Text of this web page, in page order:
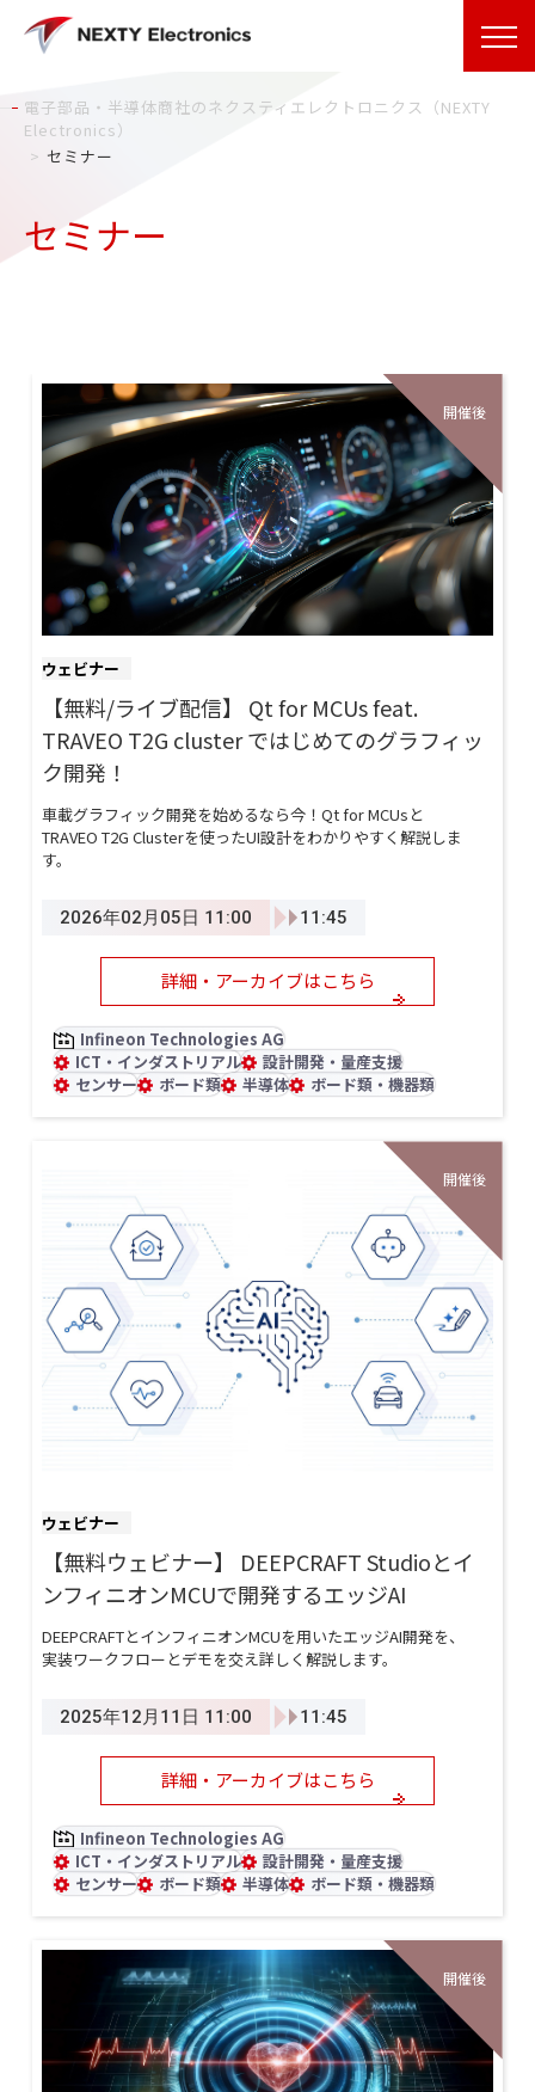
電子部品・半導体商社のネクスティエレクトロニクス（NEXTY
Electronics）
セミナー
セミナー
ウェビナー
【無料/ライブ配信】 Qt for MCUs feat.
TRAVEO T2G cluster ではじめてのグラフィッ
ク開発！
車載グラフィック開発を始めるなら今！Qt for MCUsと
TRAVEO T2G Clusterを使ったUI設計をわかりやすく解説しま
す。
2026年02月05日 11:00 11:45
詳細・アーカイブはこちら
Infineon Technologies AG
ICT・インダストリアル
設計開発・量産支援
センサー
ボード類 半導体 ボード類・機器類
ウェビナー
【無料ウェビナー】 DEEPCRAFT Studioとイ
ンフィニオンMCUで開発するエッジAI
DEEPCRAFTとインフィニオンMCUを用いたエッジAI開発を、
実装ワークフローとデモを交え詳しく解説します。
2025年12月11日 11:00 11:45
詳細・アーカイブはこちら
Infineon Technologies AG
ICT・インダストリアル
設計開発・量産支援
センサー
ボード類 半導体 ボード類・機器類